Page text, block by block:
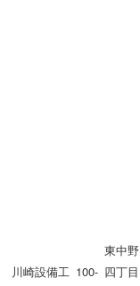
川崎設備工 100-
東中野
四丁目